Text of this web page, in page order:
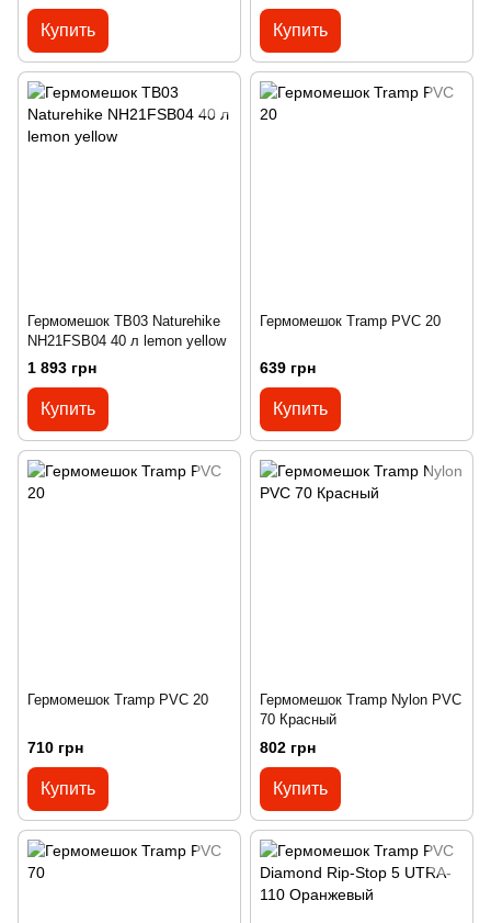
Купить Купить
Гермомешок TB03 Naturehike
NH21FSB04 40 л lemon yellow
1 893 грн
Купить
Гермомешок Tramp PVC 20
639 грн
Купить
Гермомешок Tramp PVC 20
710 грн
Купить
Гермомешок Tramp Nylon PVC
70 Красный
802 грн
Купить